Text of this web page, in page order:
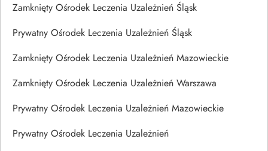
Zamknięty Ośrodek Leczenia Uzależnień Śląsk
Prywatny Ośrodek Leczenia Uzależnień Śląsk
Zamknięty Ośrodek Leczenia Uzależnień Mazowieckie
Zamknięty Ośrodek Leczenia Uzależnień Warszawa
Prywatny Ośrodek Leczenia Uzależnień Mazowieckie
Prywatny Ośrodek Leczenia Uzależnień